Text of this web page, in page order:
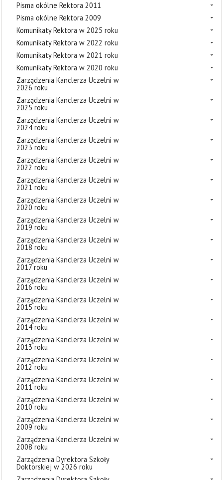
Pisma okólne Rektora 2011
Pisma okólne Rektora 2009
Komunikaty Rektora w 2025 roku
Komunikaty Rektora w 2022 roku
Komunikaty Rektora w 2021 roku
Komunikaty Rektora w 2020 roku
Zarządzenia Kanclerza Uczelni w
2026 roku
Zarządzenia Kanclerza Uczelni w
2025 roku
Zarządzenia Kanclerza Uczelni w
2024 roku
Zarządzenia Kanclerza Uczelni w
2023 roku
Zarządzenia Kanclerza Uczelni w
2022 roku
Zarządzenia Kanclerza Uczelni w
2021 roku
Zarządzenia Kanclerza Uczelni w
2020 roku
Zarządzenia Kanclerza Uczelni w
2019 roku
Zarządzenia Kanclerza Uczelni w
2018 roku
Zarządzenia Kanclerza Uczelni w
2017 roku
Zarządzenia Kanclerza Uczelni w
2016 roku
Zarządzenia Kanclerza Uczelni w
2015 roku
Zarządzenia Kanclerza Uczelni w
2014 roku
Zarządzenia Kanclerza Uczelni w
2013 roku
Zarządzenia Kanclerza Uczelni w
2012 roku
Zarządzenia Kanclerza Uczelni w
2011 roku
Zarządzenia Kanclerza Uczelni w
2010 roku
Zarządzenia Kanclerza Uczelni w
2009 roku
Zarządzenia Kanclerza Uczelni w
2008 roku
Zarządzenia Dyrektora Szkoły
Doktorskiej w 2026 roku